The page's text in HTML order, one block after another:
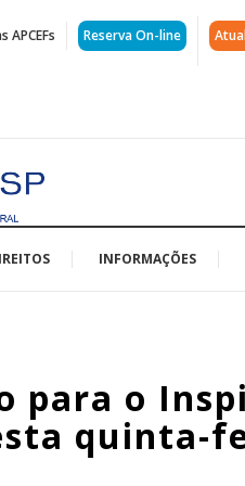
APCEFs Reserva On-line
INFORMAÇÕES
para o
quinta-